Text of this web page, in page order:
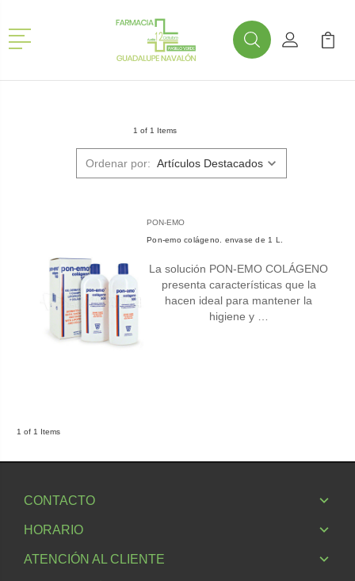
Menú
BuscarMi Cuenta
Mi
1 of 1 Items
Ordenar por:
PON-EMO
Pon-emo colágeno. envase de 1 L.
La solución PON-EMO COLÁGENO
presenta características que la
hacen ideal para mantener la
higiene y …
1 of 1 Items
CONTACTO
HORARIO
ATENCIÓN AL CLIENTE